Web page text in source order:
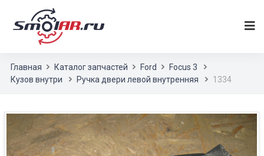
Главная Каталог запчастей Ford
Focus 3
Кузов внутри
Ручка двери левой внутренняя 1334